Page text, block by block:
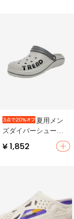
夏用メン
ズダイバーシューズ
【防滑・快適・ビー
チ用・運転向け】
¥ 1,852